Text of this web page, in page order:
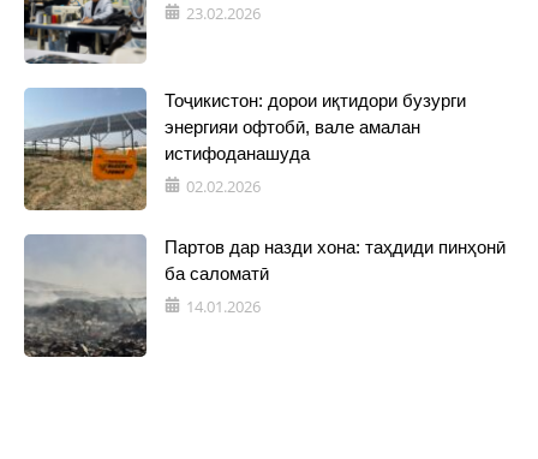
23.02.2026
Тоҷикистон: дорои иқтидори бузурги
энергияи офтобӣ, вале амалан
истифоданашуда
02.02.2026
Партов дар назди хона: таҳдиди пинҳонӣ
ба саломатӣ
14.01.2026